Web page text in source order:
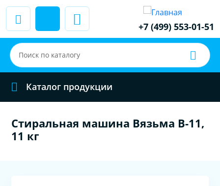
+7 (499) 553-01-51
Каталог продукции
Стиральная машина Вязьма В-11,
11 кг